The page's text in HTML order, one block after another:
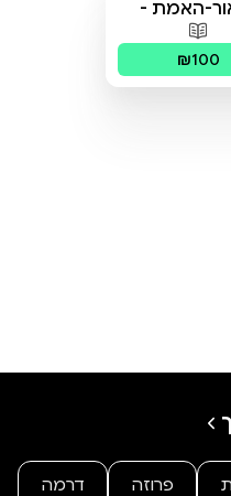
לגרסת-השמע
"באור-האמת -
חלק 3
זמינים:
₪100
פרוזה דרמה